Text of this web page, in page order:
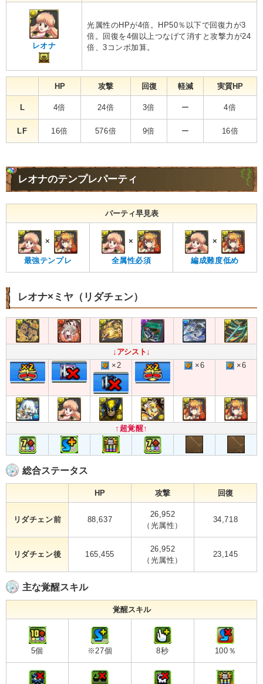
レオナ
光属性のHPが4倍。HP50％以下で回復力が3
倍。回復を4個以上つなげて消すと攻撃力が24
倍、3コンボ加算。
HP 攻撃 回復 軽減 実質HP
L 4倍 24倍 3倍 ー 4倍
LF 16倍 576倍 9倍 ー 16倍
レオナのテンプレパーティ
パーティ早見表
×
最強テンプレ
×
全属性必須
×
編成難度低め
レオナ×ミヤ（リダチェン）
↓アシスト↓
×2
×6 ×6
↑超覚醒↑
総合ステータス
HP 攻撃 回復
リダチェン前 88,637
26,952
（光属性）
34,718
リダチェン後 165,455
26,952
（光属性）
23,145
主な覚醒スキル
覚醒スキル
5個 ※27個 8秒 100％